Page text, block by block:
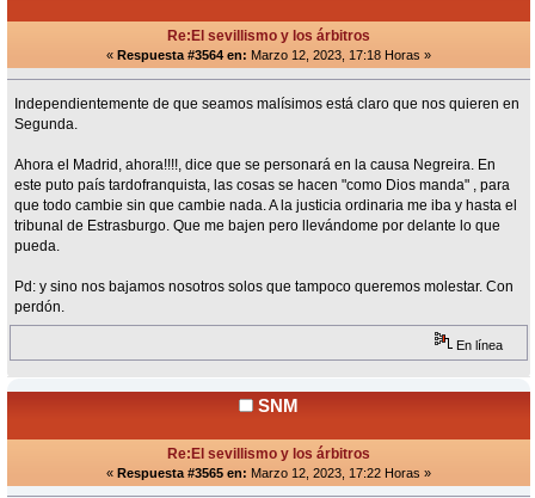
Re:El sevillismo y los árbitros
« Respuesta #3564 en: Marzo 12, 2023, 17:18 Horas »
Independientemente de que seamos malísimos está claro que nos quieren en
Segunda.
Ahora el Madrid, ahora!!!!, dice que se personará en la causa Negreira. En
este puto país tardofranquista, las cosas se hacen "como Dios manda" , para
que todo cambie sin que cambie nada. A la justicia ordinaria me iba y hasta el
tribunal de Estrasburgo. Que me bajen pero llevándome por delante lo que
pueda.
Pd: y sino nos bajamos nosotros solos que tampoco queremos molestar. Con
perdón.
En línea
SNM
Re:El sevillismo y los árbitros
« Respuesta #3565 en: Marzo 12, 2023, 17:22 Horas »